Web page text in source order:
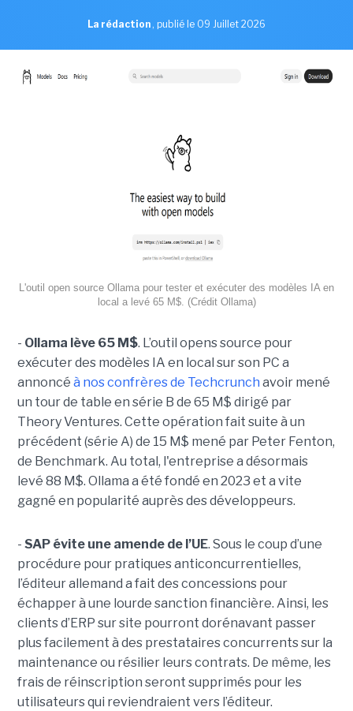
La rédaction , publié le 09 Juillet 2026
L'outil open source Ollama pour tester et exécuter des modèles IA en
local a levé 65 M$. (Crédit Ollama)
- Ollama lève 65 M$. L’outil opens source pour
exécuter des modèles IA en local sur son PC a
annoncé à nos confrères de Techcrunch avoir mené
un tour de table en série B de 65 M$ dirigé par
Theory Ventures. Cette opération fait suite à un
précédent (série A) de 15 M$ mené par Peter Fenton,
de Benchmark. Au total, l'entreprise a désormais
levé 88 M$. Ollama a été fondé en 2023 et a vite
gagné en popularité auprès des développeurs.
- SAP évite une amende de l’UE. Sous le coup d’une
procédure pour pratiques anticoncurrentielles,
l’éditeur allemand a fait des concessions pour
échapper à une lourde sanction financière. Ainsi, les
clients d’ERP sur site pourront dorénavant passer
plus facilement à des prestataires concurrents sur la
maintenance ou résilier leurs contrats. De même, les
frais de réinscription seront supprimés pour les
utilisateurs qui reviendraient vers l’éditeur.